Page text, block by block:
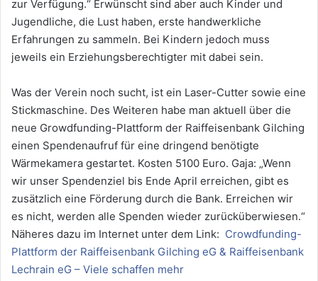
zur Verfügung.“ Erwünscht sind aber auch Kinder und
Jugendliche, die Lust haben, erste handwerkliche
Erfahrungen zu sammeln. Bei Kindern jedoch muss
jeweils ein Erziehungsberechtigter mit dabei sein.
Was der Verein noch sucht, ist ein Laser-Cutter sowie eine
Stickmaschine. Des Weiteren habe man aktuell über die
neue Growdfunding-Plattform der Raiffeisenbank Gilching
einen Spendenaufruf für eine dringend benötigte
Wärmekamera gestartet. Kosten 5100 Euro. Gaja: „Wenn
wir unser Spendenziel bis Ende April erreichen, gibt es
zusätzlich eine Förderung durch die Bank. Erreichen wir
es nicht, werden alle Spenden wieder zurücküberwiesen.“
Näheres dazu im Internet unter dem Link: Crowdfunding-
Plattform der Raiffeisenbank Gilching eG & Raiffeisenbank
Lechrain eG – Viele schaffen mehr